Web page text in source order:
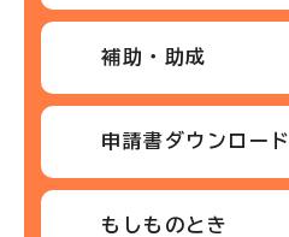
補助・助成
申請書ダウンロード
もしものとき